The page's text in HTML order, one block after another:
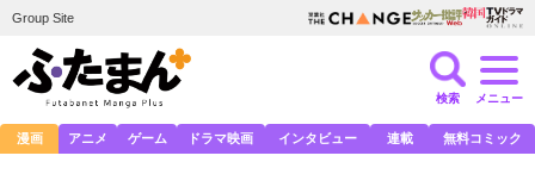
Group Site
検索 メニュー
漫画 アニメ ゲーム ドラマ映画 インタビュー 連載 無料コミック